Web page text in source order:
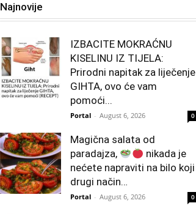
Najnovije
IZBACITE MOKRAĆNU
KISELINU IZ TIJELA:
Prirodni napitak za liječenje
GIHTA, ovo će vam
pomoći...
Portal - August 6, 2026 0
Magična salata od
paradajza,
nikada je
nećete napraviti na bilo koji
drugi način…
Portal - August 6, 2026 0